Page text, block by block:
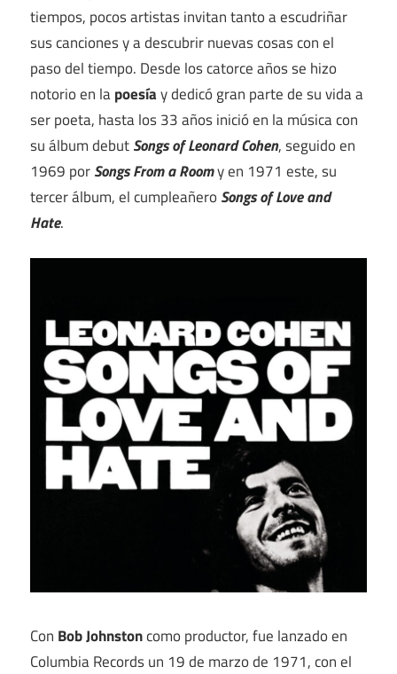
tiempos, pocos artistas invitan tanto a escudriñar
sus canciones y a descubrir nuevas cosas con el
paso del tiempo. Desde los catorce años se hizo
notorio en lapoesíay dedicó gran parte de su vida a
ser poeta, hasta los 33 años inició en la música con
su álbum debutSongs of Leonard Cohen, seguido en
1969 porSongs From a Roomy en 1971 este, su
tercer álbum, el cumpleañero Songs of Love and
Hate.
Con Bob Johnstoncomo productor, fue lanzado en
Columbia Records un 19 de marzo de 1971, con el